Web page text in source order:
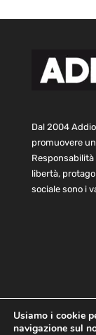
Dal 2004
promuovere
libertà,
sociale sono i
Home
Usiamo i cookie
navigazione sul